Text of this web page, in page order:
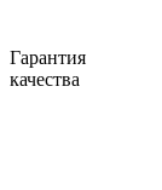
Гарантия
качества